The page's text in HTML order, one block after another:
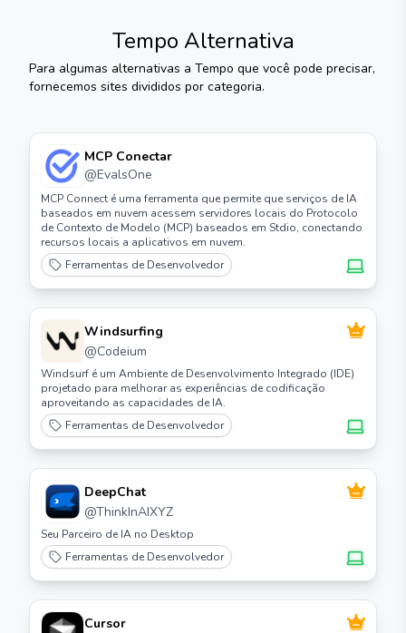
Tempo Alternativa
Para algumas alternativas a Tempo que você pode precisar,
fornecemos sites divididos por categoria.
MCP Conectar
@EvalsOne
MCP Connect é uma ferramenta que permite que serviços de IA
baseados em nuvem acessem servidores locais do Protocolo
de Contexto de Modelo (MCP) baseados em Stdio, conectando
recursos locais a aplicativos em nuvem.
Ferramentas de Desenvolvedor
Windsurfing
@Codeium
Windsurf é um Ambiente de Desenvolvimento Integrado (IDE)
projetado para melhorar as experiências de codificação
aproveitando as capacidades de IA.
Ferramentas de Desenvolvedor
DeepChat
@ThinkInAIXYZ
Seu Parceiro de IA no Desktop
Ferramentas de Desenvolvedor
Cursor